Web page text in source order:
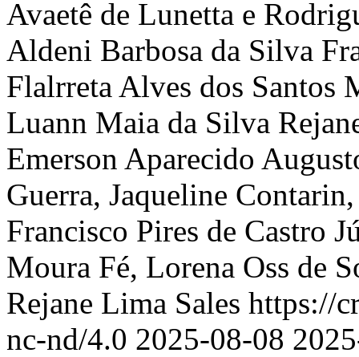
Avaetê de Lunetta e
Aldeni Barbosa da Silva
Flalrreta Alves dos Santos
Luann Maia da Silva
Emerson Aparecido
Guerra, Jaqueline
Francisco Pires de Castro
Moura Fé, Lorena Oss de
Rejane Lima Sales https://
nc-nd/4.0 2025-08-08